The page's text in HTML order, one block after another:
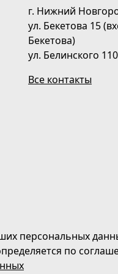
г. Нижний
ул. Бекетова 15
Бекетова)
ул. Белинского
Все контакты
персональных
по